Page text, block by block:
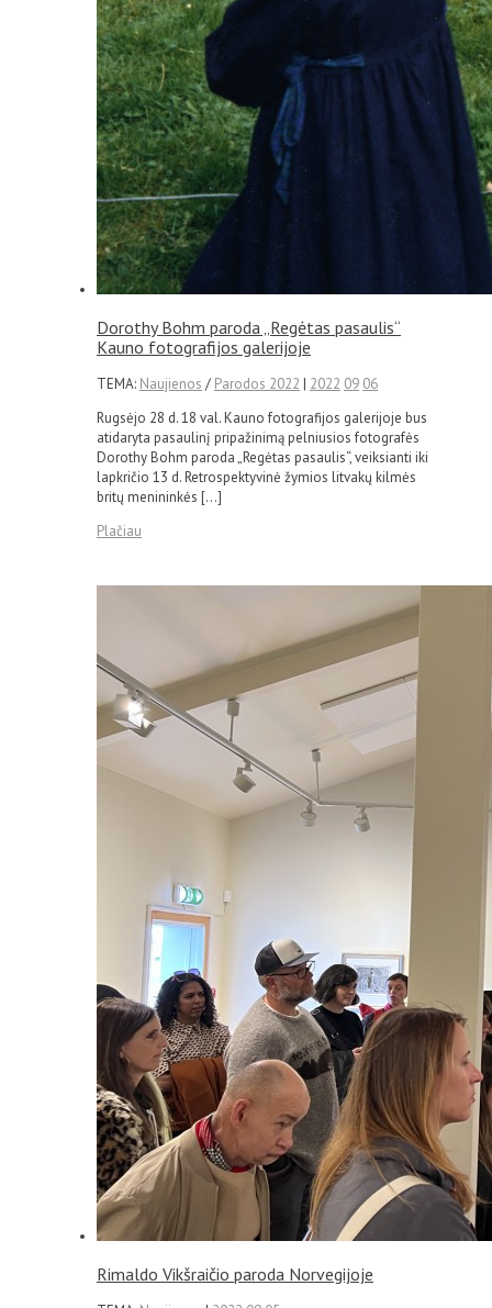
Dorothy Bohm paroda „Regėtas pasaulis“
Kauno fotografijos galerijoje
TEMA: Naujienos / Parodos 2022 | 2022 09 06
Rugsėjo 28 d. 18 val. Kauno fotografijos galerijoje bus
atidaryta pasaulinį pripažinimą pelniusios fotografės
Dorothy Bohm paroda „Regėtas pasaulis“, veiksianti iki
lapkričio 13 d. Retrospektyvinė žymios litvakų kilmės
britų menininkės […]
Plačiau
Rimaldo Vikšraičio paroda Norvegijoje